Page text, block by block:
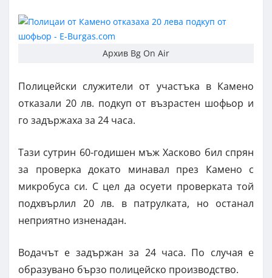
Архив Bg On Air
Полицейски служители от участъка в Камено
отказали 20 лв. подкуп от възрастен шофьор и
го задържаха за 24 часа.
Тази сутрин 60-годишен мъж Хасково бил спрян
за проверка докато минавал през Камено с
микробуса си. С цел да осуети проверката той
подхвърлил 20 лв. в патрулката, но останал
неприятно изненадан.
Водачът е задържан за 24 часа. По случая е
образувано бързо полицейско производство.